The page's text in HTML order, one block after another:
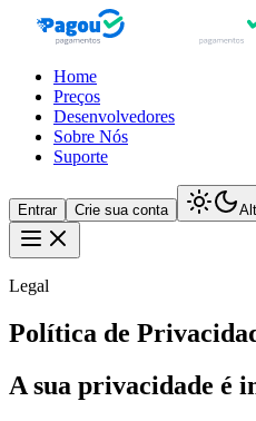
Home
Preços
Desenvolvedores
Sobre Nós
Suporte
Entrar Crie sua conta
Legal
Política de
A sua privacidade é